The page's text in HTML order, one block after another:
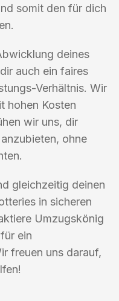
somit den für dich
deines
auch ein faires
Verhältnis. Wir
hohen Kosten
wir uns, dir
ohne
gleichzeitig deinen
in sicheren
Umzugskönig
ein
freuen uns darauf,